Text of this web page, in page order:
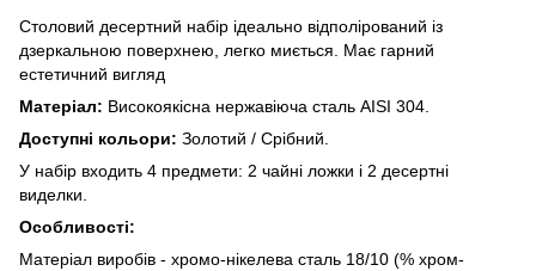
Столовий десертний набір ідеально відполірований із
дзеркальною поверхнею, легко миється. Має гарний
естетичний вигляд
Матеріал: Високоякісна нержавіюча сталь AISI 304.
Доступні кольори: Золотий / Срібний.
У набір входить 4 предмети: 2 чайні ложки і 2 десертні
виделки.
Особливості:
Матеріал виробів - хромо-нікелева сталь 18/10 (% хром-